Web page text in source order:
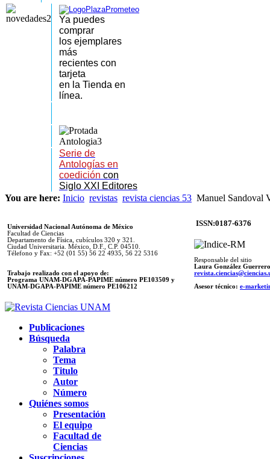
Ya puedes
comprar
los ejemplares
más
recientes con
tarjeta
en la Tienda en
línea.
Serie de
Antologías en
coedición con
Siglo XXI Editores
You are here: Inicio revistas revista ciencias 53 Manuel Sandoval
Universidad Nacional Autónoma de México
Facultad de Ciencias
Departamento de Física, cubículos 320 y 321.
Ciudad Universitaria. México, D.F., C.P. 04510.
Télefono y Fax: +52 (01 55) 56 22 4935, 56 22 5316
Trabajo realizado con el apoyo de:
Programa UNAM-DGAPA-PAPIME número PE103509 y
UNAM-DGAPA-PAPIME número PE106212
ISSN:0187-6376
Responsable del sitio
Laura González Guerrero
Asesor técnico: e-
Publicaciones
Búsqueda
Palabra
Tema
Titulo
Autor
Número
Quiénes somos
Presentación
El equipo
Facultad de
Ciencias